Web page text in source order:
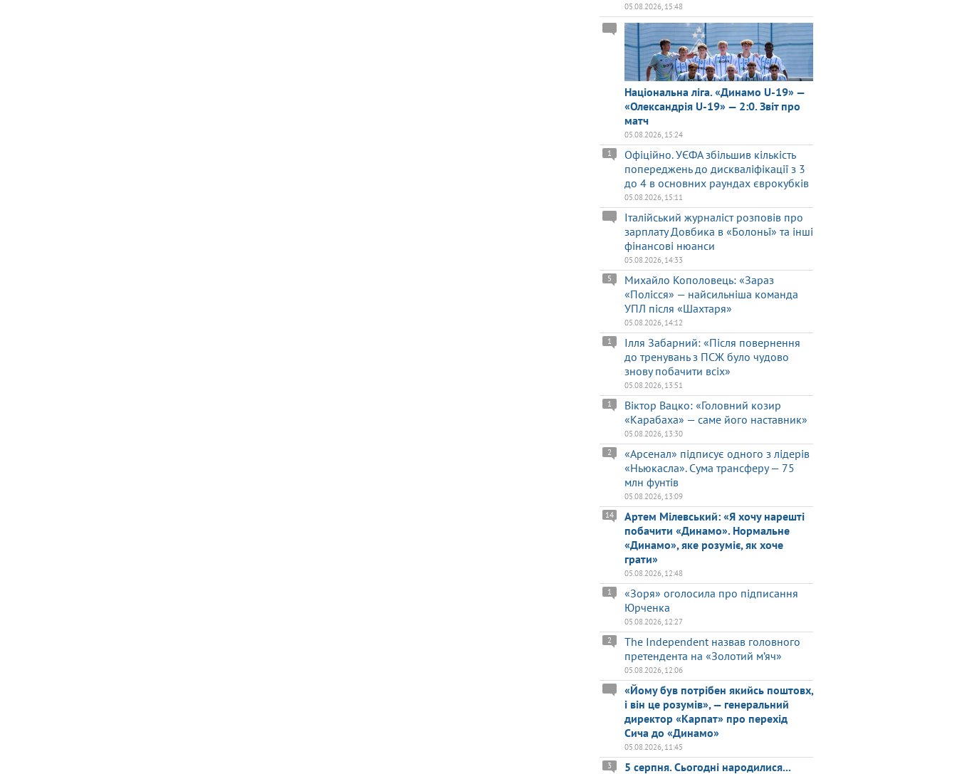
05.08.2026, 15:48
Національна ліга. «Динамо U-19» —
«Олександрія U-19» — 2:0. Звіт про
матч
05.08.2026, 15:24
Офіційно. УЄФА збільшив кількість
попереджень до дискваліфікації з 3
до 4 в основних раундах єврокубків
1
05.08.2026, 15:11
Італійський журналіст розповів про
зарплату Довбика в «Болоньї» та інші
фінансові нюанси
05.08.2026, 14:33
Михайло Кополовець: «Зараз
«Полісся» — найсильніша команда
УПЛ після «Шахтаря»
5
05.08.2026, 14:12
Ілля Забарний: «Після повернення
до тренувань з ПСЖ було чудово
знову побачити всіх»
1
05.08.2026, 13:51
Віктор Вацко: «Головний козир
«Карабаха» — саме його наставник»
1
05.08.2026, 13:30
«Арсенал» підписує одного з лідерів
«Ньюкасла». Сума трансферу — 75
млн фунтів
2
05.08.2026, 13:09
Артем Мілевський: «Я хочу нарешті
побачити «Динамо». Нормальне
«Динамо», яке розуміє, як хоче
грати»
14
05.08.2026, 12:48
«Зоря» оголосила про підписання
Юрченка
1
05.08.2026, 12:27
The Independent назвав головного
претендента на «Золотий м’яч»
2
05.08.2026, 12:06
«Йому був потрібен якийсь поштовх,
і він це розумів», — генеральний
директор «Карпат» про перехід
Сича до «Динамо»
05.08.2026, 11:45
5 серпня. Сьогодні народилися...
3